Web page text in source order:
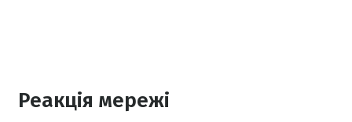
Реакція мережі